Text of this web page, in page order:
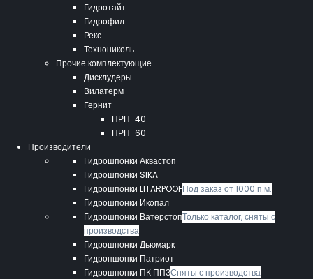
Гидротайт
Гидрофил
Рекс
Технониколь
Прочие комплектующие
Дисклудеры
Вилатерм
Гернит
ПРП-40
ПРП-60
Производители
Гидрошпонки Аквастоп
Гидрошпонки SIKA
Гидрошпонки LITARPOOFПод заказ от 1000 п.м.
Гидрошпонки Икопал
Гидрошпонки ВатерстопТолько каталог, сняты с
производства
Гидрошпонки Дьюмарк
Гидропшонки Патриот
Гидрошпонки ПК ППЗСняты с производства